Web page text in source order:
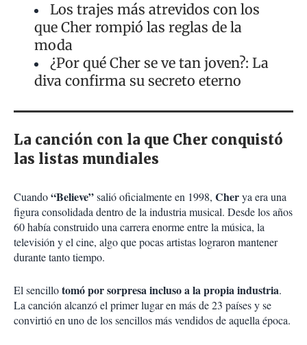
Los trajes más atrevidos con los
que Cher rompió las reglas de la
moda
¿Por qué Cher se ve tan joven?: La
diva confirma su secreto eterno
La canción con la que Cher conquistó
las listas mundiales
Cuando“Believe”salió oficialmente en 1998, Cherya era una
figura consolidada dentro de la industria musical. Desde los años
60 había construido una carrera enorme entre la música, la
televisión y el cine, algo que pocas artistas lograron mantener
durante tanto tiempo.
El sencillotomó por sorpresa incluso a la propia industria.
La canción alcanzó el primer lugar en más de 23 países y se
convirtió en uno de los sencillos más vendidos de aquella época.